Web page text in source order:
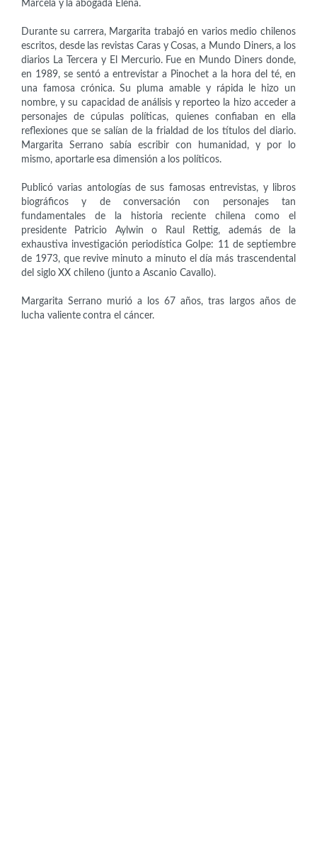
Marcela y la abogada Elena.
Durante su carrera, Margarita trabajó en varios medio chilenos
escritos, desde las revistas Caras y Cosas, a Mundo Diners, a los
diarios La Tercera y El Mercurio. Fue en Mundo Diners donde,
en 1989, se sentó a entrevistar a Pinochet a la hora del té, en
una famosa crónica. Su pluma amable y rápida le hizo un
nombre, y su capacidad de análisis y reporteo la hizo acceder a
personajes de cúpulas políticas, quienes confiaban en ella
reflexiones que se salían de la frialdad de los títulos del diario.
Margarita Serrano sabía escribir con humanidad, y por lo
mismo, aportarle esa dimensión a los políticos.
Publicó varias antologías de sus famosas entrevistas, y libros
biográficos y de conversación con personajes tan
fundamentales de la historia reciente chilena como el
presidente Patricio Aylwin o Raul Rettig, además de la
exhaustiva investigación periodística Golpe: 11 de septiembre
de 1973, que revive minuto a minuto el día más trascendental
del siglo XX chileno (junto a Ascanio Cavallo).
Margarita Serrano murió a los 67 años, tras largos años de
lucha valiente contra el cáncer.